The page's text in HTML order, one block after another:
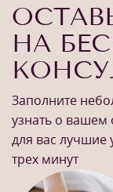
НА
Заполните
узнать о вашем
для вас лучшие
трех минут